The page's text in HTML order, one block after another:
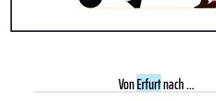
VonErfurtnach ...